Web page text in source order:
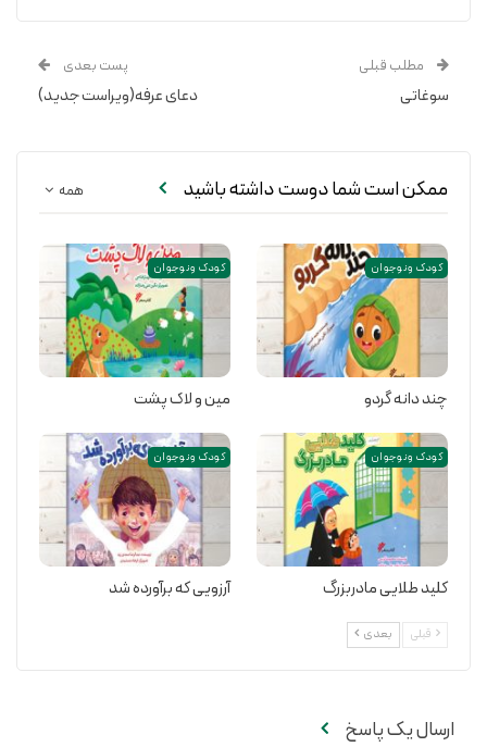
مطلب قبلی
سوغاتی
پست بعدی
دعای عرفه(ویراست جدید)
همه ممکن است شما دوست داشته باشید
کودک و نوجوان
چند دانه گردو
کودک و نوجوان
مین و لاک پشت
کودک و نوجوان
کلید طلایی مادربزرگ
کودک و نوجوان
آرزویی که برآورده شد
قبلی بعدی
ارسال یک پاسخ